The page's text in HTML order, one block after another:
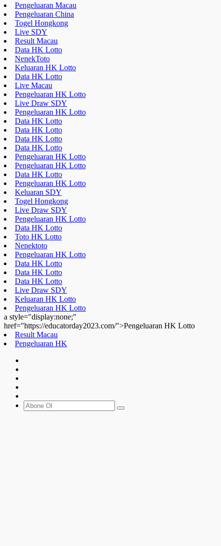
Pengeluaran Macau
Pengeluaran China
Togel Hongkong
Live SDY
Result Macau
Data HK Lotto
NenekToto
Keluaran HK Lotto
Data HK Lotto
Live Macau
Pengeluaran HK Lotto
Live Draw SDY
Pengeluaran HK Lotto
Data HK Lotto
Data HK Lotto
Data HK Lotto
Data HK Lotto
Pengeluaran HK Lotto
Pengeluaran HK Lotto
Data HK Lotto
Pengeluaran HK Lotto
Keluaran SDY
Togel Hongkong
Live Draw SDY
Pengeluaran HK Lotto
Data HK Lotto
Toto HK Lotto
Nenektoto
Pengeluaran HK Lotto
Data HK Lotto
Data HK Lotto
Data HK Lotto
Live Draw SDY
Keluaran HK Lotto
Pengeluaran HK Lotto
a style="display:none;"
href="https://educatorday2023.com/">Pengeluaran HK Lotto
Result Macau
Pengeluaran HK